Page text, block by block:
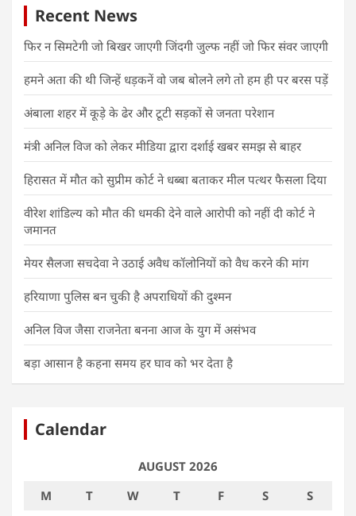
Recent News
फिर न सिमटेगी जो बिखर जाएगी जिंदगी जुल्फ नहीं जो फिर संवर जाएगी
हमने अता की थी जिन्हें धड़कनें वो जब बोलने लगे तो हम ही पर बरस पड़ें
अंबाला शहर में कूड़े के ढेर और टूटी सड़कों से जनता परेशान
मंत्री अनिल विज को लेकर मीडिया द्वारा दर्शाई खबर समझ से बाहर
हिरासत में मौत को सुप्रीम कोर्ट ने धब्बा बताकर मील पत्थर फैसला दिया
वीरेश शांडिल्य को मौत की धमकी देने वाले आरोपी को नहीं दी कोर्ट ने
जमानत
मेयर सैलजा सचदेवा ने उठाई अवैध कॉलोनियों को वैध करने की मांग
हरियाणा पुलिस बन चुकी है अपराधियों की दुश्मन
अनिल विज जैसा राजनेता बनना आज के युग में असंभव
बड़ा आसान है कहना समय हर घाव को भर देता है
Calendar
AUGUST 2026
M
T W T F S
S